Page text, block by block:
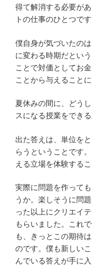
得て解消する必要が
トの仕事のひとつです
僕自身が気づいたの
に変わる時期だとい
ことで対価としてお
ことから与えること
夏休みの間に、どう
スになる授業をできる
出た答えは、単位を
らうということです
える立場を体験するこ
実際に問題を作って
うか。楽しそうに問
った以上にクリエイ
もらいました。これ
も、きっとこの期待
のです。僕も新しい
んでいる答えが手に